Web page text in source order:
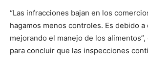
“Las infracciones bajan en los
hagamos menos controles. Es debido a
mejorando el manejo de los
para concluir que las inspecciones